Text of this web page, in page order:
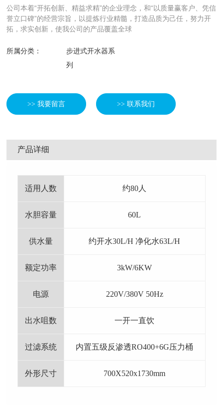
公司本着“开拓创新、精益求精”的企业理念，和“以质量赢客户、凭信
誉立口碑”的经营宗旨，以提炼行业精髓，打造品质为己任，努力开
拓，求实创新，使我公司的产品覆盖全球
所属分类：
步进式开水器系
列
>> 我要留言 >> 联系我们
产品详细
适用人数 约80人
水胆容量 60L
供水量 约开水30L/H 净化水63L/H
额定功率 3kW/6KW
电源 220V/380V 50Hz
出水咀数 一开一直饮
过滤系统 内置五级反渗透RO400+6G压力桶
外形尺寸 700X520x1730mm